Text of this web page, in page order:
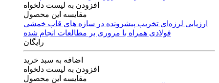
افزودن به لیست دلخواه
مقایسه این محصول
ارزیابی لرزه‌ای تخریب پیشرونده در سازه های قاب خمشی
فولادی همراه با مروری بر مطالعات انجام شده
رایگان
اضافه به سبد خرید
افزودن به لیست دلخواه
مقایسه این محصول